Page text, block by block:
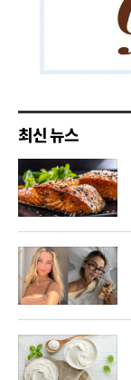
최신 뉴스